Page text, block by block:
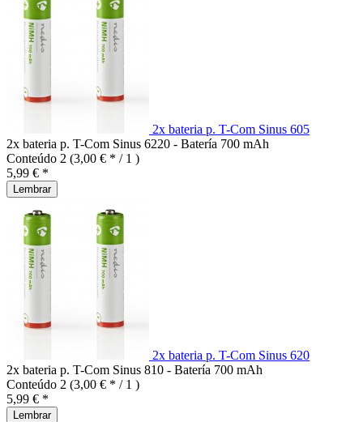
2x bateria p. T-Com Sinus 605
2x bateria p. T-Com Sinus 6220 - Batería 700 mAh
Conteúdo 2 (3,00 € * / 1 )
5,99 € *
Lembrar
2x bateria p. T-Com Sinus 620
2x bateria p. T-Com Sinus 810 - Batería 700 mAh
Conteúdo 2 (3,00 € * / 1 )
5,99 € *
Lembrar